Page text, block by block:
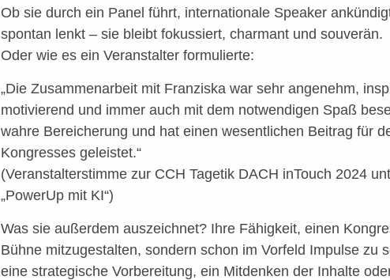
Ob sie durch ein Panel führt, internationale Speaker
spontan lenkt – sie bleibt fokussiert, charmant und souverän.
Oder wie es ein Veranstalter formulierte:
„Die Zusammenarbeit mit Franziska war sehr angenehm,
motivierend und immer auch mit dem notwendigen Spaß
wahre Bereicherung und hat einen wesentlichen Beitrag für
Kongresses geleistet.“
(Veranstalterstimme zur CCH Tagetik DACH inTouch 2024
„PowerUp mit KI“)
Was sie außerdem auszeichnet? Ihre Fähigkeit, einen
Bühne mitzugestalten, sondern schon im Vorfeld Impulse zu
eine strategische Vorbereitung, ein Mitdenken der Inhalte